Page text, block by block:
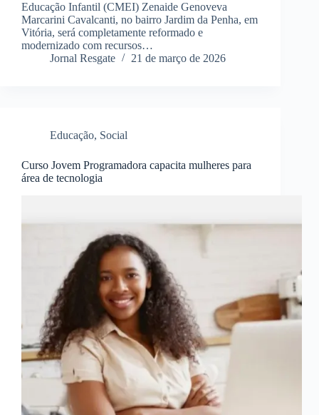
Educação Infantil (CMEI) Zenaide Genoveva
Marcarini Cavalcanti, no bairro Jardim da Penha, em
Vitória, será completamente reformado e
modernizado com recursos…
Jornal Resgate
21 de março de 2026
Educação, Social
Curso Jovem Programadora capacita mulheres para
área de tecnologia